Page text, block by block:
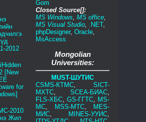
2012
[New
for
2010
Жил
Gom
Closed Source[]:
MS Windows, MS office,
MS Visual Studio, .NET,
phpDesigner, Oracle,
MsAccess
Mongolian
Universities:
MUST-ШУТИС
CSMS-КТМС, SICT-
МХТС, SCEA-БИАС,
FLS-ХБС, GS-ГГТС, MS-
МС, MSS-МТС,
MES-
МИС, MINES-УУИС,